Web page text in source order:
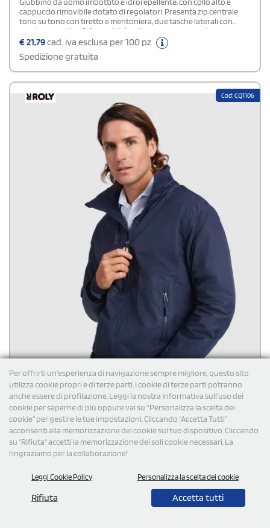
Per offrirti un'esperienza di navigazione sempre migliore, questo sito
utilizza cookie propri e di terze parti. I cookie di terze parti potranno
anche essere di profilazione. Leggi la nostra Informativa sull’uso dei
cookie per saperne di più oppure vai su “Personalizza la scelta dei
cookie” per gestire le tue impostazioni. Cliccando "Accetta Tutti"
acconsenti alla memorizzazione dei cookie sul tuo dispositivo. Cliccando
su "Rifiuta" accetti la memorizzazione dei soli cookie necessari. La
ringraziamo per la collaborazione!
Leggi Cookie Policy Personalizza la scelta dei cookie
Rifiuta Accetta tutti
cappuccio rimovibile dotato di regolatori. Presenta zip centrale
tono su tono con tiretto e mentoniera, due tasche laterali con
cerniera e costine 2x1 su polsini e vita, con accesso per la
personalizzazione sul lato sinistro e sulla schiena. Il capo è dotato
di etichetta rimovibile ed è progettato per offrire protezione dal
vento e dall’acqua, combinando funzionalità, comfort e possibilità
di personalizzazione.
€21,79cad. iva esclusa per 100 pz
Spedizione gratuita
Cod: CQ1106
Giacca impermeabile uomo Alaska Roly. Parka in tessuto quadrille
molto resistente. Cerniera anteriore e pretezione del cursore.
Cappuccio estraibile e polsini interni con dettagli thmbslit.